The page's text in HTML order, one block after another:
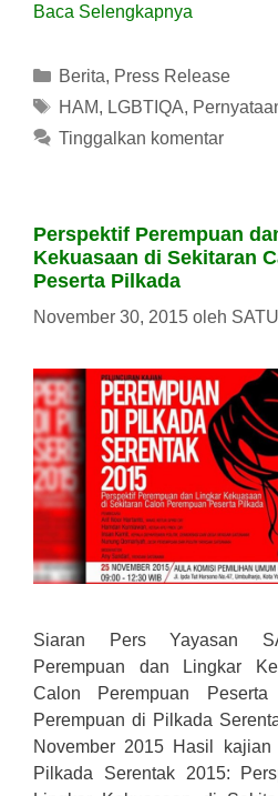
Baca Selengkapnya
Kategori
Berita, Press Release
Tag
HAM, LGBTIQA,
Tinggalkan komentar
Perspektif Perempuan
Kekuasaan di Sekitaran
Peserta Pilkada
November 30, 2015 oleh
Siaran Pers Yayasan
Perempuan dan Lingkar
Calon Perempuan
Perempuan di Pilkada
November 2015 Hasil
Pilkada Serentak 2015: